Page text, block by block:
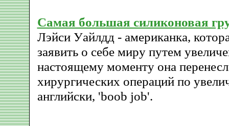
Самая большая силиконовая
Лэйси Уайлдд - американка,
заявить о себе миру путем
настоящему моменту она
хирургических операций по
английски, 'boob job'.